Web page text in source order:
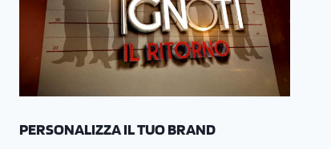
PERSONALIZZA IL TUO BRAND